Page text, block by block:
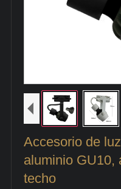
Accesorio de
aluminio GU10,
techo